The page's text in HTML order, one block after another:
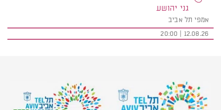
גני יהושע
אמפי תל אביב
12.08.26 | 20:00